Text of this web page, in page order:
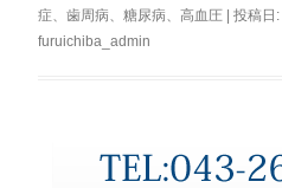
症、歯周病、糖尿病、高血圧 | 投稿日
furuichiba_admin